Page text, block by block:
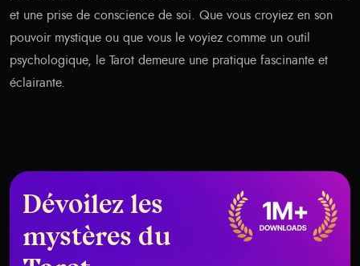
et une prise de conscience de soi. Que vous croyiez en son
pouvoir mystique ou que vous le voyiez comme un outil
psychologique, le Tarot demeure une pratique fascinante et
éclairante.
Dévoilez les
mystères du